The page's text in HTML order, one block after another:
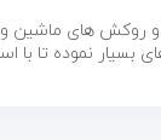
و روکش های
بسیار نموده تا